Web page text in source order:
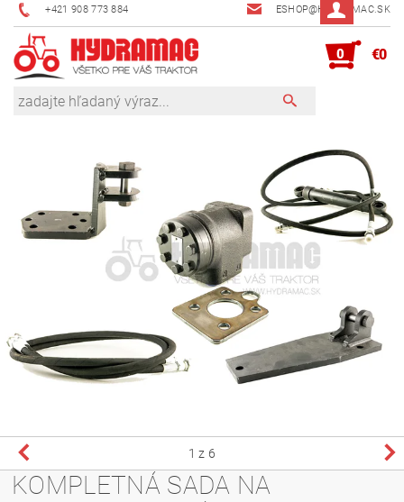
+421 908 773 884 ESHOP@HYDRAMAC.SK
0 €0
1 z 6
KOMPLETNÁ SADA NA